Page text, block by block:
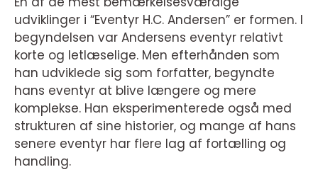
udviklinger i “Eventyr H.C. Andersen” er formen. I
begyndelsen var Andersens eventyr relativt
korte og letlæselige. Men efterhånden som
han udviklede sig som forfatter, begyndte
hans eventyr at blive længere og mere
komplekse. Han eksperimenterede også med
strukturen af sine historier, og mange af hans
senere eventyr har flere lag af fortælling og
handling.